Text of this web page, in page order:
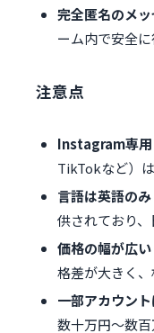
完全匿名のメ
ーム内で安全に
注意点
Instagram専用
TikTokなど）は
言語は英語のみ
供されており、
価格の幅が広い
格差が大きく、
一部アカウン
数十万円〜数百